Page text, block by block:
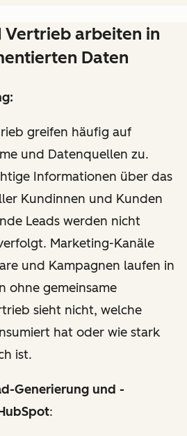
Vertrieb arbeiten in
Daten
greifen häufig auf
und Datenquellen zu.
Informationen über das
Kundinnen und Kunden
Leads werden nicht
Marketing-Kanäle
und Kampagnen laufen in
ohne gemeinsame
sieht nicht, welche
hat oder wie stark
ist.
Generierung und -
: